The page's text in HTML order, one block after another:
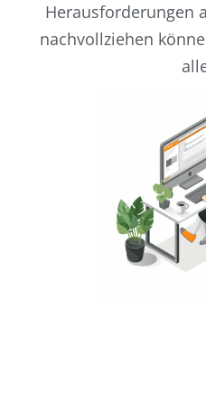
Herausforderungen
nachvollziehen